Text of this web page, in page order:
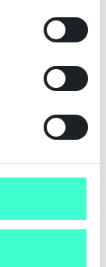
définition,
la nouvelle loi